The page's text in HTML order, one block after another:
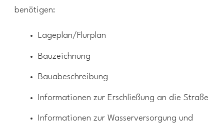
benötigen:
Lageplan/Flurplan
Bauzeichnung
Bauabeschreibung
Informationen zur Erschließung an die Straße
Informationen zur Wasserversorgung und